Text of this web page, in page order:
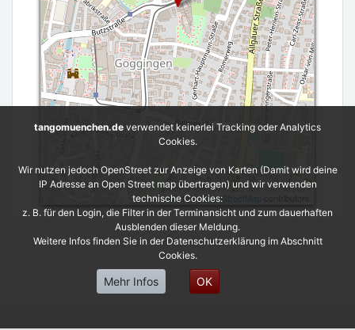
Leaflet| ©OpenStreetMap
tangomuenchen.de verwendet keinerlei Tracking oder Analytics
Cookies.
Wir nutzen jedoch OpenStreet zur Anzeige von Karten (Damit wird deine
IP Adresse an Open Street map übertragen) und wir verwenden
technische Cookies:
z. B. für den Login, die Filter in der Terminansicht und zum dauerhaften
Ausblenden dieser Meldung.
Weitere Infos finden Sie in der Datenschutzerklärung im Abschnitt
Cookies.
Mehr Infos OK